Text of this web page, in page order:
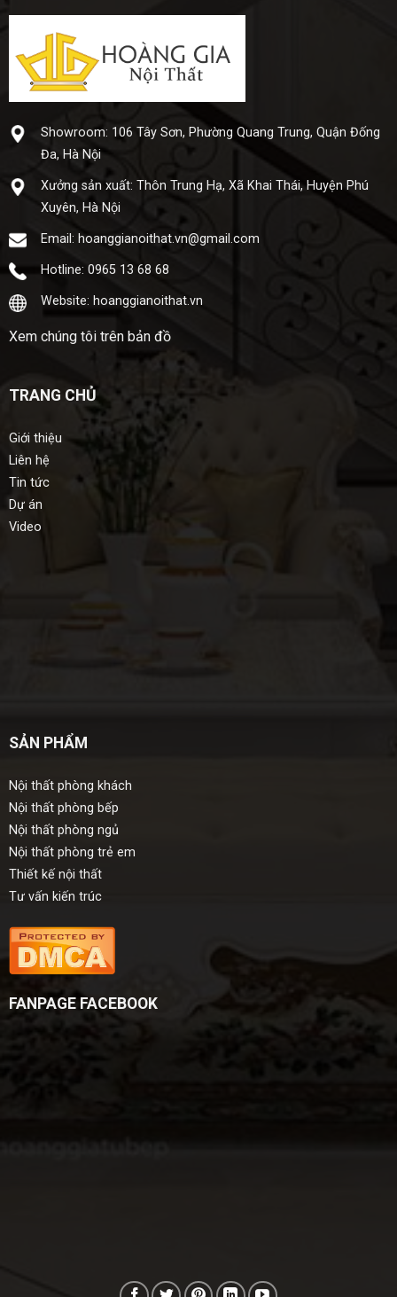
Showroom: 106 Tây Sơn, Phường Quang Trung, Quận Đống
Đa, Hà Nội
Xưở​ng sả​n xuấ​t: Thôn Trung Hạ, Xã Khai Thái, Huyện Phú
Xuyên, Hà Nội
Email: hoanggianoithat.vn@gmail.com
Hotline: 0965 13 68 68
Website: hoanggianoithat.vn
Xem chúng tôi trên bản đồ
TRANG CHỦ
Giới thiệu
Liên hệ
Tin tức
Dự án
Video
SẢN PHẨM
Nội thất phòng khách
Nội thất phòng bếp
Nội thất phòng ngủ
Nội thất phòng trẻ em
Thiết kế nội thất
Tư vấn kiến trúc
FANPAGE FACEBOOK